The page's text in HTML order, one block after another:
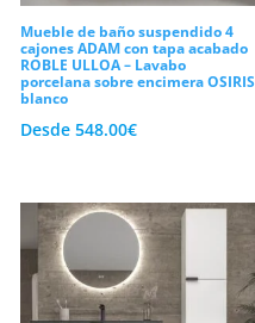
Mueble de baño suspendido 4
cajones ADAM con tapa acabado
ROBLE ULLOA – Lavabo
porcelana sobre encimera OSIRIS
blanco
Desde 548.00€